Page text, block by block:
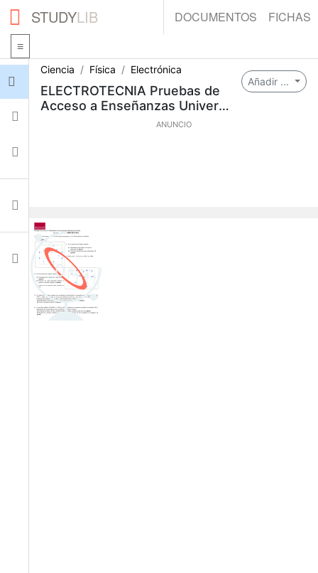
STUDYLIB DOCUMENTOS FICHAS
Ajustes
Añadir ...
Ciencia Física Electrónica
ELECTROTECNIA Pruebas de
Acceso a Enseñanzas Universi
tarias Oficiales de Grado MATE
ANUNCIO
0